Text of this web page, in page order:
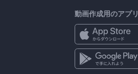
動画作成用のアプリ